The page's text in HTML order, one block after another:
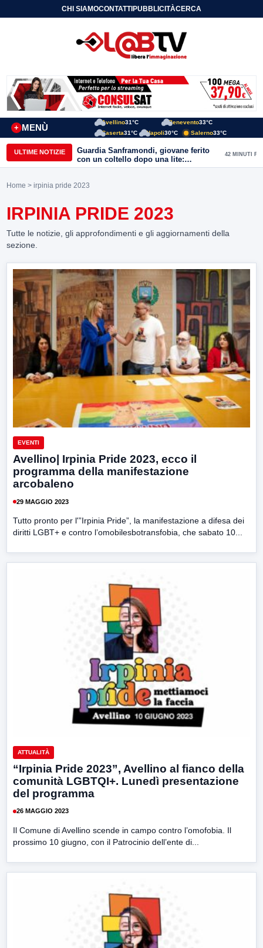
CHI SIAMOCONTATTIPUBBLICITÀCERCA
MENÙ
+
Avellino31°C Benevento33°C
Caserta31°C Napoli30°C Salerno33°C
ULTIME NOTIZIE
Guardia Sanframondi, giovane ferito
con un coltello dopo una lite:
individuato il presunto autore
42 MINUTI FA
Home > irpinia pride 2023
IRPINIA PRIDE 2023
Tutte le notizie, gli approfondimenti e gli aggiornamenti della
sezione.
EVENTI
Avellino| Irpinia Pride 2023, ecco il
programma della manifestazione
arcobaleno
29 MAGGIO 2023
Tutto pronto per l'”Irpinia Pride”, la manifestazione a difesa dei
diritti LGBT+ e contro l’omobilesbotransfobia, che sabato 10...
ATTUALITÀ
“Irpinia Pride 2023”, Avellino al fianco della
comunità LGBTQI+. Lunedì presentazione
del programma
26 MAGGIO 2023
Il Comune di Avellino scende in campo contro l’omofobia. Il
prossimo 10 giugno, con il Patrocinio dell’ente di...